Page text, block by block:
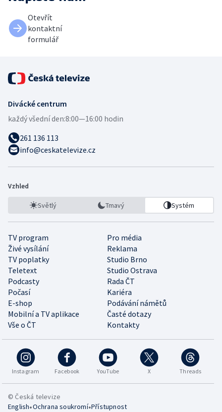
Otevřít
kontaktní
formulář
Divácké centrum
každý všední den:8:00—16:00 hodin
261 136 113
info@ceskatelevize.cz
Vzhled
Světlý Tmavý Systém
TV program
Pro média
Živé vysílání
Reklama
TV poplatky
Studio Brno
Teletext
Studio Ostrava
Podcasty
Rada ČT
Počasí
Kariéra
E-shop
Podávání námětů
Mobilní a TV aplikace
Časté dotazy
Vše o ČT
Kontakty
Instagram Facebook YouTube X Threads
© Česká televize
English•Ochrana soukromí•Přístupnost